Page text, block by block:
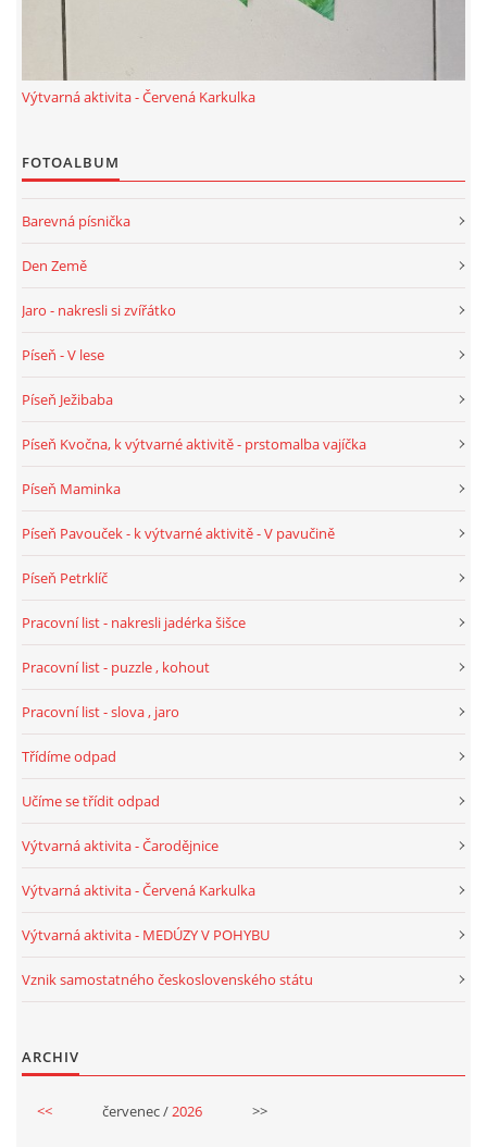
SVATÁ BARBORA 4.12.
MIKULÁŠ, ČERTI
SVĚTOVÝ DEN VODY 22. BŘEZEN
RECENZE NA KNIHY
MIKULÁŠSKÁ NADÍLKA
UČTE DĚTI PROŽITKEM
SENZORY PLAY
POLYTECHNICKÉ ČINNOSTI
MOTIVAČNÍ CITÁTY PRO UČITELE
Výtvarná aktivita - Červená Karkulka
FOTOALBUM
Barevná písnička
Den Země
Jaro - nakresli si zvířátko
Píseň - V lese
Píseň Ježibaba
Píseň Kvočna, k výtvarné aktivitě - prstomalba vajíčka
Píseň Maminka
Píseň Pavouček - k výtvarné aktivitě - V pavučině
Píseň Petrklíč
Pracovní list - nakresli jadérka šišce
Pracovní list - puzzle , kohout
Pracovní list - slova , jaro
Třídíme odpad
Učíme se třídit odpad
Výtvarná aktivita - Čarodějnice
Výtvarná aktivita - Červená Karkulka
Výtvarná aktivita - MEDÚZY V POHYBU
Vznik samostatného československého státu
ARCHIV
<< červenec /2026 >>